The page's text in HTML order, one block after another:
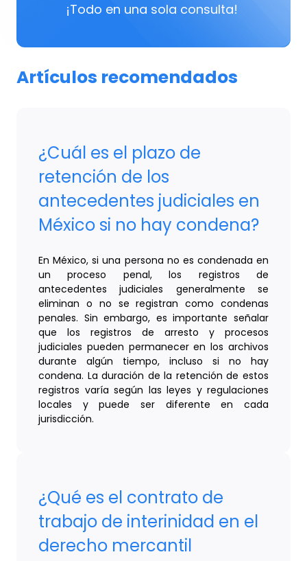
¡Todo en una sola consulta!
Artículos recomendados
¿Cuál es el plazo de
retención de los
antecedentes judiciales en
México si no hay condena?
En México, si una persona no es condenada en
un proceso penal, los registros de
antecedentes judiciales generalmente se
eliminan o no se registran como condenas
penales. Sin embargo, es importante señalar
que los registros de arresto y procesos
judiciales pueden permanecer en los archivos
durante algún tiempo, incluso si no hay
condena. La duración de la retención de estos
registros varía según las leyes y regulaciones
locales y puede ser diferente en cada
jurisdicción.
¿Qué es el contrato de
trabajo de interinidad en el
derecho mercantil